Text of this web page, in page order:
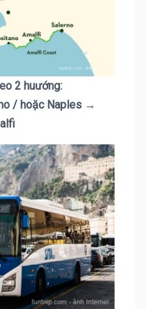
2 huướng:
/ hoặc Naples →